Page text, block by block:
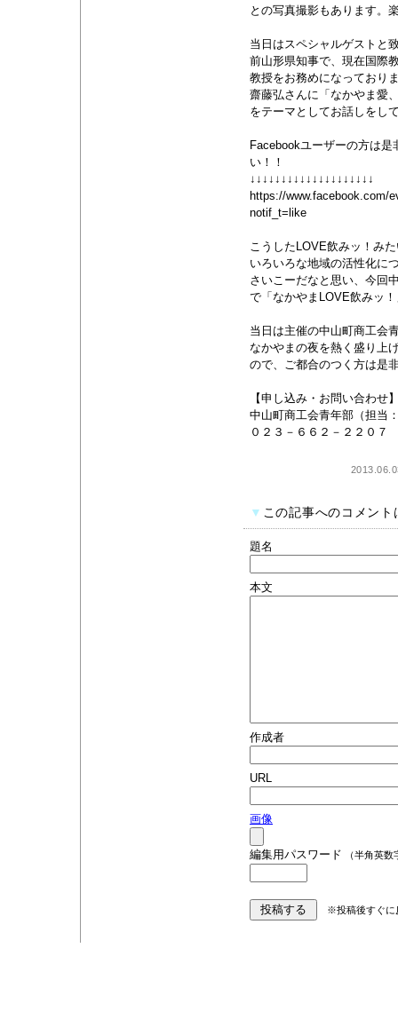
との写真撮影もあります。
当日はスペシャルゲストと
前山形県知事で、現在国際
教授をお務めになっており
齋藤弘さんに「なかやま愛
をテーマとしてお話しをし
Facebookユーザーの方は
い！！
↓↓↓↓↓↓↓↓↓↓↓↓↓↓↓↓↓↓↓↓
https://www.facebook.com/
notif_t=like
こうしたLOVE飲みッ！み
いろいろな地域の活性化に
さいこーだなと思い、今回
で「なかやまLOVE飲みッ
当日は主催の中山町商工会
なかやまの夜を熱く盛り上
ので、ご都合のつく方は是
【申し込み・お問い合わせ
中山町商工会青年部（担当
０２３－６６２－２２０７
▼ この記事へのコメント
題名
本文
作成者
URL
画像
編集用パスワード （半角英数
※投稿後すぐに